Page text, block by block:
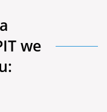
we